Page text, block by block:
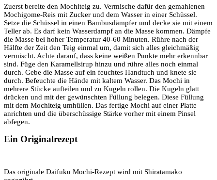
Zuerst bereite den Mochiteig zu. Vermische dafür den gemahlenen
Mochigome-Reis mit Zucker und dem Wasser in einer Schüssel.
Setze die Schüssel in einen Bambusdämpfer und decke sie mit einem
Teller ab. Es darf kein Wasserdampf an die Masse kommen. Dämpfe
die Masse bei hoher Temperatur 40-60 Minuten. Rühre nach der
Hälfte der Zeit den Teig einmal um, damit sich alles gleichmäßig
vermischt. Achte darauf, dass keine weißen Punkte mehr erkennbar
sind. Füge den Karamellsirup hinzu und rühre alles noch einmal
durch. Gebe die Masse auf ein feuchtes Handtuch und knete sie
durch. Befeuchte die Hände mit kaltem Wasser. Das Mochi in
mehrere Stücke aufteilen und zu Kugeln rollen. Die Kugeln glatt
drücken und mit der gewünschten Füllung belegen. Diese Füllung
mit dem Mochiteig umhüllen. Das fertige Mochi auf einer Platte
anrichten und die überschüssige Stärke vorher mit einem Pinsel
abfegen.
Ein Originalrezept
Das originale Daifuku Mochi-Rezept wird mit Shiratamako